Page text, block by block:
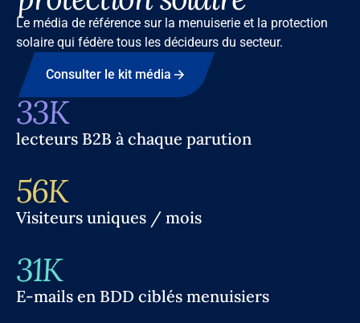
Le média de référence sur la menuiserie et la protection
solaire qui fédère tous les décideurs du secteur.
Consulter le kit média
33K
lecteurs B2B à chaque parution
56K
Visiteurs uniques / mois
31K
E-mails en BDD ciblés menuisiers